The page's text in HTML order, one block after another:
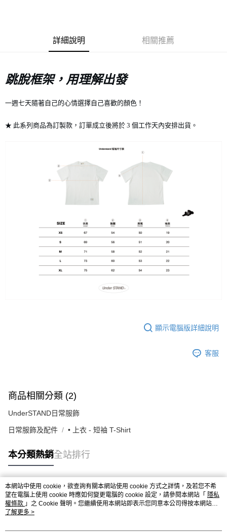
每筆NT$80，滿NT$10,000(含以上)免運費
每筆NT$80，滿NT$10,000(含以上)免運費
每筆NT$80，滿NT$10,000(含以上)免運費
付款後7-11取貨
每筆NT$130，滿NT$10,000(含以上)免運費
詳細說明 相關推薦
跳脫框架，用理解出發
一週七天隨著自己的心情選擇自己喜歡的顏色！
★ 此系列商品為訂製款，訂單成立後將於 3 個工作天內安排出貨。
顯示電腦版詳細說明
客服
商品相關分類 (2)
UnderSTAND日常服飾
日常服飾及配件 • 上衣 - 短袖 T-Shirt
本分類熱銷全站排行
熱門標籤
本網站中使用 cookie，欲查詢有關本網站使用 cookie 方式之詳情，及若您不希
望在電腦上使用 cookie 時應如何變更電腦的 cookie 設定，請參閱本網站「 隱私
權條款 」之 Cookie 聲明。您繼續使用本網站即表示您同意本公司得按本網站使
用條款之 Cookie 聲明使用 cookie。
了解更多 >